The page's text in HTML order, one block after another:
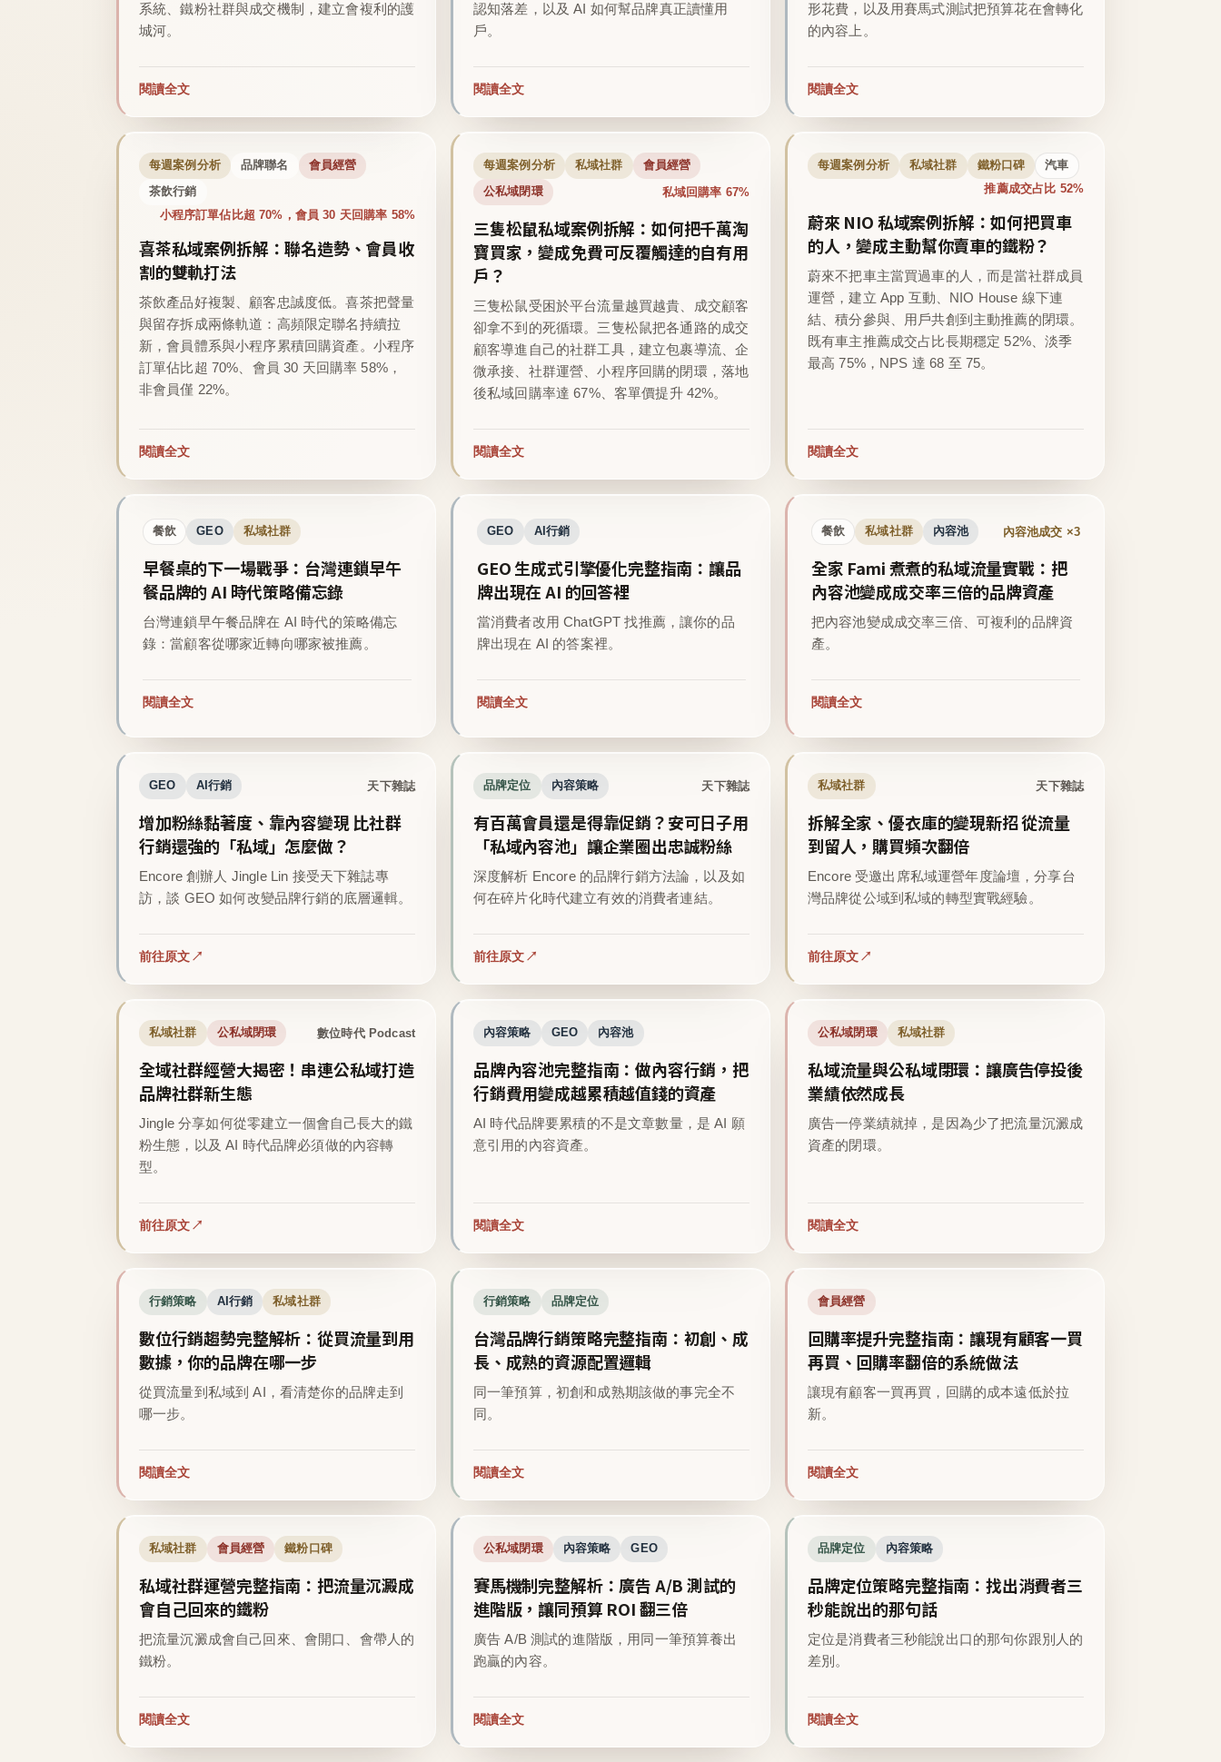
系統、鐵粉社群與成交機制，建立會複利的護
城河。
閱讀全文
認知落差，以及 AI 如何幫品牌真正讀懂用
戶。
閱讀全文
形花費，以及用賽馬式測試把預算花在會轉化
的內容上。
閱讀全文
每週案例分析 品牌聯名 會員經營
茶飲行銷
小程序訂單佔比超 70%，會員 30 天回購率 58%
喜茶私域案例拆解：聯名造勢、會員收
割的雙軌打法
茶飲產品好複製、顧客忠誠度低。喜茶把聲量
與留存拆成兩條軌道：高頻限定聯名持續拉
新，會員體系與小程序累積回購資產。小程序
訂單佔比超 70%、會員 30 天回購率 58%，
非會員僅 22%。
閱讀全文
每週案例分析 私域社群 會員經營
公私域閉環 私域回購率 67%
三隻松鼠私域案例拆解：如何把千萬淘
寶買家，變成免費可反覆觸達的自有用
戶？
三隻松鼠受困於平台流量越買越貴、成交顧客
卻拿不到的死循環。三隻松鼠把各通路的成交
顧客導進自己的社群工具，建立包裹導流、企
微承接、社群運營、小程序回購的閉環，落地
後私域回購率達 67%、客單價提升 42%。
閱讀全文
每週案例分析 私域社群 鐵粉口碑 汽車
推薦成交占比 52%
蔚來 NIO 私域案例拆解：如何把買車
的人，變成主動幫你賣車的鐵粉？
蔚來不把車主當買過車的人，而是當社群成員
運營，建立 App 互動、NIO House 線下連
結、積分參與、用戶共創到主動推薦的閉環。
既有車主推薦成交占比長期穩定 52%、淡季
最高 75%，NPS 達 68 至 75。
閱讀全文
餐飲 GEO 私域社群
早餐桌的下一場戰爭：台灣連鎖早午
餐品牌的 AI 時代策略備忘錄
台灣連鎖早午餐品牌在 AI 時代的策略備忘
錄：當顧客從哪家近轉向哪家被推薦。
閱讀全文
GEO AI行銷
GEO 生成式引擎優化完整指南：讓品
牌出現在 AI 的回答裡
當消費者改用 ChatGPT 找推薦，讓你的品
牌出現在 AI 的答案裡。
閱讀全文
餐飲 私域社群 內容池 內容池成交 ×3
全家 Fami 煮煮的私域流量實戰：把
內容池變成成交率三倍的品牌資產
把內容池變成成交率三倍、可複利的品牌資
產。
閱讀全文
GEO AI行銷 天下雜誌
增加粉絲黏著度、靠內容變現 比社群
行銷還強的「私域」怎麼做？
Encore 創辦人 Jingle Lin 接受天下雜誌專
訪，談 GEO 如何改變品牌行銷的底層邏輯。
前往原文
品牌定位 內容策略 天下雜誌
有百萬會員還是得靠促銷？安可日子用
「私域內容池」讓企業圈出忠誠粉絲
深度解析 Encore 的品牌行銷方法論，以及如
何在碎片化時代建立有效的消費者連結。
前往原文
私域社群 天下雜誌
拆解全家、優衣庫的變現新招 從流量
到留人，購買頻次翻倍
Encore 受邀出席私域運營年度論壇，分享台
灣品牌從公域到私域的轉型實戰經驗。
前往原文
私域社群 公私域閉環 數位時代 Podcast
全域社群經營大揭密！串連公私域打造
品牌社群新生態
Jingle 分享如何從零建立一個會自己長大的鐵
粉生態，以及 AI 時代品牌必須做的內容轉
型。
前往原文
內容策略 GEO 內容池
品牌內容池完整指南：做內容行銷，把
行銷費用變成越累積越值錢的資產
AI 時代品牌要累積的不是文章數量，是 AI 願
意引用的內容資產。
閱讀全文
公私域閉環 私域社群
私域流量與公私域閉環：讓廣告停投後
業績依然成長
廣告一停業績就掉，是因為少了把流量沉澱成
資產的閉環。
閱讀全文
行銷策略 AI行銷 私域社群
數位行銷趨勢完整解析：從買流量到用
數據，你的品牌在哪一步
從買流量到私域到 AI，看清楚你的品牌走到
哪一步。
閱讀全文
行銷策略 品牌定位
台灣品牌行銷策略完整指南：初創、成
長、成熟的資源配置邏輯
同一筆預算，初創和成熟期該做的事完全不
同。
閱讀全文
會員經營
回購率提升完整指南：讓現有顧客一買
再買、回購率翻倍的系統做法
讓現有顧客一買再買，回購的成本遠低於拉
新。
閱讀全文
私域社群 會員經營 鐵粉口碑
私域社群運營完整指南：把流量沉澱成
會自己回來的鐵粉
把流量沉澱成會自己回來、會開口、會帶人的
鐵粉。
閱讀全文
公私域閉環 內容策略 GEO
賽馬機制完整解析：廣告 A/B 測試的
進階版，讓同預算 ROI 翻三倍
廣告 A/B 測試的進階版，用同一筆預算養出
跑贏的內容。
閱讀全文
品牌定位 內容策略
品牌定位策略完整指南：找出消費者三
秒能說出的那句話
定位是消費者三秒能說出口的那句你跟別人的
差別。
閱讀全文